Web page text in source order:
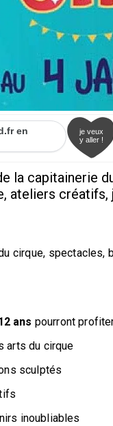
en
je veux
y aller !
la capitainerie
ateliers
cirque,
ans pourront
arts du cirque
sculptés
inoubliables